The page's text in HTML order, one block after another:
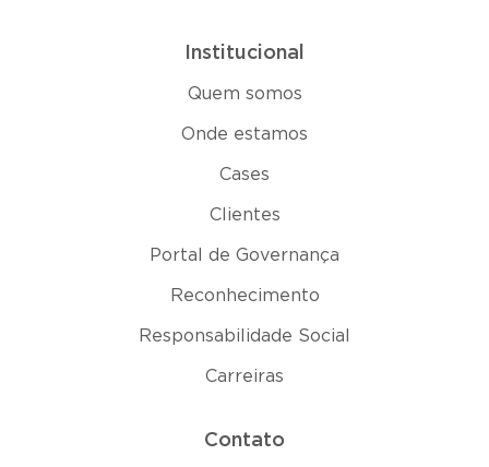
Institucional
Quem somos
Onde estamos
Cases
Clientes
Portal de Governança
Reconhecimento
Responsabilidade Social
Carreiras
Contato